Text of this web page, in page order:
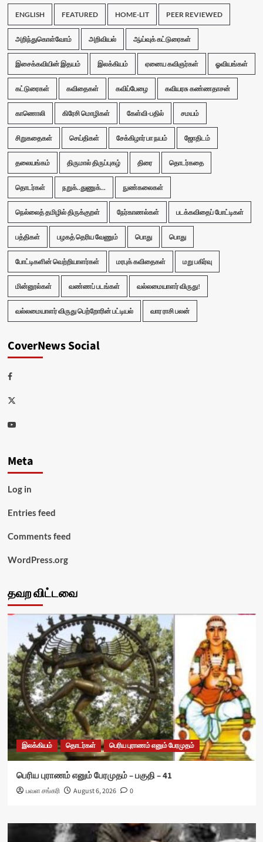
ENGLISH FEATURED HOME-LIT PEER REVIEWED
அறிந்துகொள்வோம் அறிவியல் ஆய்வுக் கட்டுரைகள்
இசைக்கவியின் இதயம் இலக்கியம் ஏனைய கவிஞர்கள் ஓவியங்கள்
கட்டுரைகள் கவிதைகள் கவிப்பேழை கவியரசு கண்ணதாசன்
காணொலி கிரேசி மொழிகள் கேள்வி-பதில் சமயம்
சிறுகதைகள் செய்திகள் சேக்கிழார் பா நயம் ஜோதிடம்
தலையங்கம் திருமால் திருப்புகழ் திரை தொடர்கதை
தொடர்கள் நறுக்..துணுக்... நுண்கலைகள்
நெல்லைத் தமிழில் திருக்குறள் நேர்காணல்கள் படக்கவிதைப் போட்டிகள்
பத்திகள் பழகத் தெரிய வேணும் பொது பொது
போட்டிகளின் வெற்றியாளர்கள் மரபுக் கவிதைகள் மறு பகிர்வு
மின்னூல்கள் வண்ணப் படங்கள் வல்லமையாளர் விருது!
வல்லமையாளர் விருது பெற்றோரின் பட்டியல் வார ராசி பலன்
CoverNews Social
Facebook
Twitter
Youtube
Meta
Log in
Entries feed
Comments feed
WordPress.org
தவற விட்டவை
இலக்கியம் தொடர்கள் பெரிய புராணம் எனும் பேரமுதம்
பெரிய புராணம் எனும் பேரமுதம் – பகுதி – 41
பவள சங்கரி August 6, 2026 0